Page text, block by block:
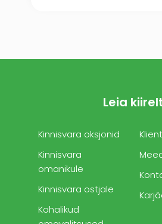
Leia
Kinnisvara oksjonid
Kinnisvara
omanikule
Kinnisvara ostjale
Kohalikud